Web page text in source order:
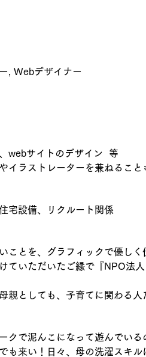
, Webデザイナー
webサイトのデザイン  等
イラストレーターを兼ねること
宅設備、リクルート関係
ことを、グラフィックで優しく
ていただいたご縁で『NPO法
親としても、子育てに関わる人
クで泥んこになって遊んでいる
も来い！日々、母の洗濯スキ